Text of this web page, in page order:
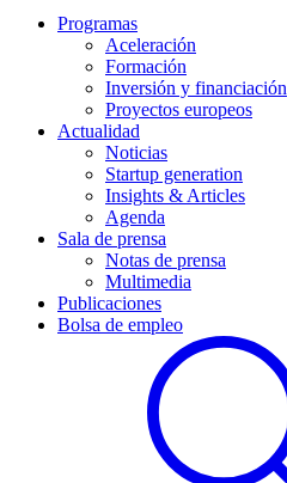
Programas
Aceleración
Formación
Inversión y financiación
Proyectos europeos
Actualidad
Noticias
Startup generation
Insights & Articles
Agenda
Sala de prensa
Notas de prensa
Multimedia
Publicaciones
Bolsa de empleo